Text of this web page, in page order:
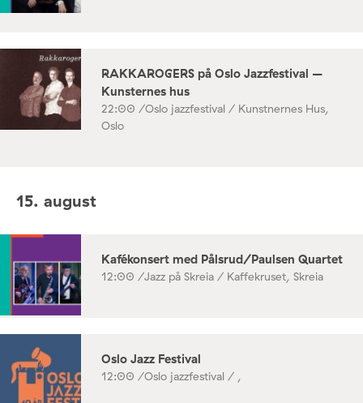
RAKKAROGERS på Oslo Jazzfestival –
Kunsternes hus
22:00 /Oslo jazzfestival / Kunstnernes Hus,
Oslo
15. august
Kafékonsert med Pålsrud/Paulsen Quartet
12:00 /Jazz på Skreia / Kaffekruset, Skreia
Oslo Jazz Festival
12:00 /Oslo jazzfestival / ,